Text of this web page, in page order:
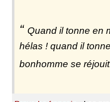
Quand il tonne en
hélas ! quand il
bonhomme se